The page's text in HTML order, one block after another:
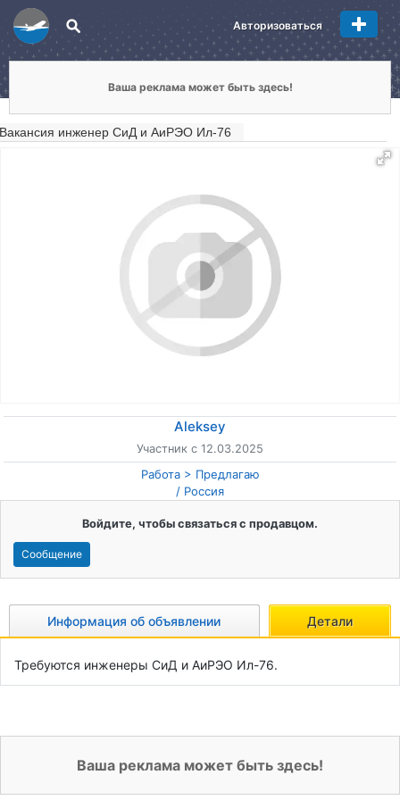
Авторизоваться
Ваша реклама может быть здесь!
Вакансия инженер СиД и АиРЭО Ил-76
Aleksey
Участник с 12.03.2025
Работа
Предлагаю
Россия
/
Войдите, чтобы связаться с продавцом.
Сообщение
Информация об объявлении Детали
Требуются инженеры СиД и АиРЭО Ил-76.
Ваша реклама может быть здесь!